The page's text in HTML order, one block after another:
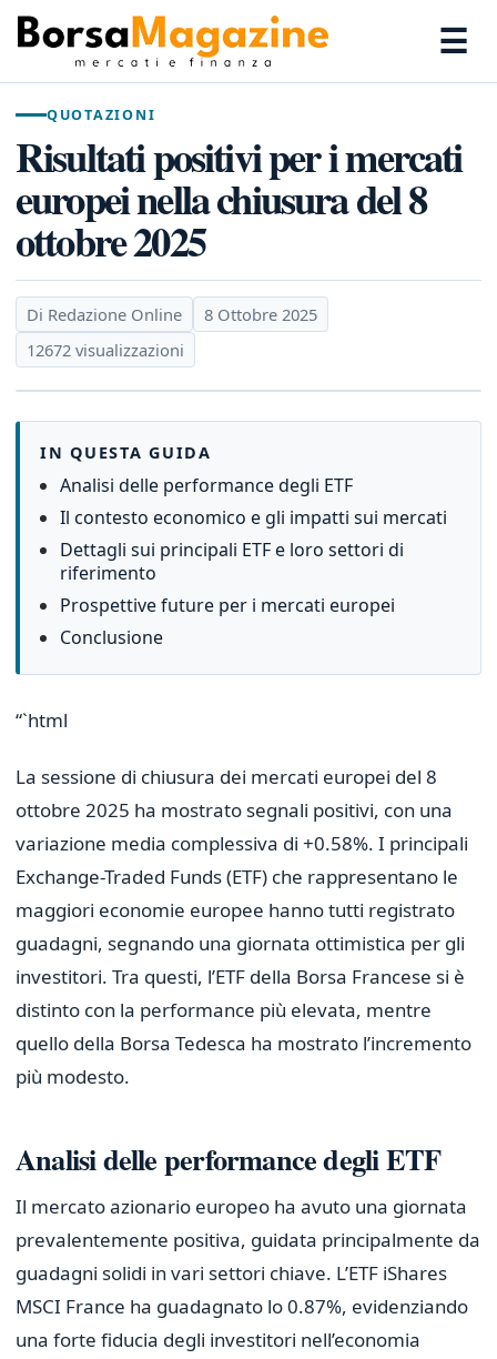
☰
QUOTAZIONI
Risultati positivi per i mercati
europei nella chiusura del 8
ottobre 2025
Di Redazione Online
8 Ottobre 2025
12672 visualizzazioni
IN QUESTA GUIDA
Analisi delle performance degli ETF
Il contesto economico e gli impatti sui mercati
Dettagli sui principali ETF e loro settori di
riferimento
Prospettive future per i mercati europei
Conclusione
“`html
La sessione di chiusura dei mercati europei del 8
ottobre 2025 ha mostrato segnali positivi, con una
variazione media complessiva di +0.58%. I principali
Exchange-Traded Funds (ETF) che rappresentano le
maggiori economie europee hanno tutti registrato
guadagni, segnando una giornata ottimistica per gli
investitori. Tra questi, l’ETF della Borsa Francese si è
distinto con la performance più elevata, mentre
quello della Borsa Tedesca ha mostrato l’incremento
più modesto.
Analisi delle performance degli ETF
Il mercato azionario europeo ha avuto una giornata
prevalentemente positiva, guidata principalmente da
guadagni solidi in vari settori chiave. L’ETF iShares
MSCI France ha guadagnato lo 0.87%, evidenziando
una forte fiducia degli investitori nell’economia